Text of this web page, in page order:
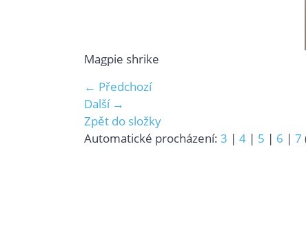
Magpie shrike
← Předchozí
Další →
Zpět do složky
Automatické procházení: 3 | 4 | 5 | 6 | 7